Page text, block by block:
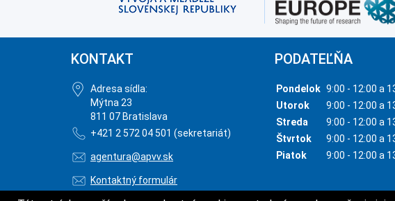
KONTAKT
Adresa sídla:
Mýtna 23
811 07 Bratislava
+421 2 572 04 501 (sekretariát)
agentura@apvv.sk
Kontaktný formulár
PODATEĽŇA
Pondelok 9:00 - 12:00 a
Utorok
9:00 - 12:00 a
Streda
9:00 - 12:00 a
Štvrtok
9:00 - 12:00 a
Piatok
9:00 - 12:00 a